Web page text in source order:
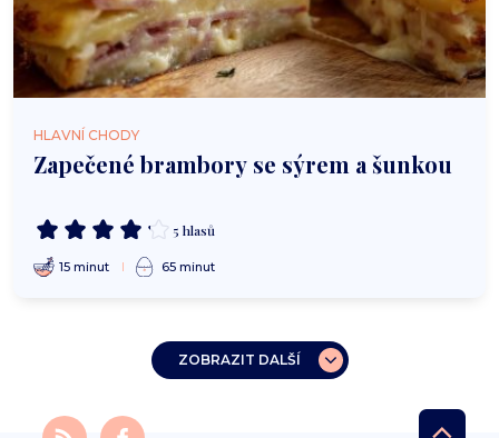
HLAVNÍ CHODY
Zapečené brambory se sýrem a šunkou
5 hlasů
15 minut 65 minut
ZOBRAZIT DALŠÍ